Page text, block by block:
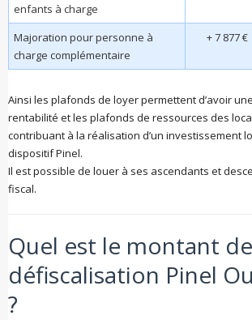
enfants à charge
Majoration pour personne à
charge complémentaire
+ 7 877 €
Ainsi les plafonds de loyer permettent d’avoir
rentabilité et les plafonds de ressources des
contribuant à la réalisation d’un investissement
dispositif Pinel.
Il est possible de louer à ses ascendants et
fiscal.
Quel est le montant
défiscalisation Pinel
?